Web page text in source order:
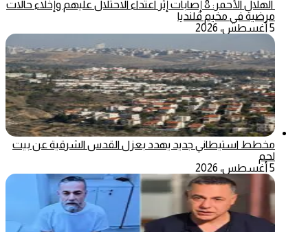
الهلال الأحمر: 8 إصابات إثر اعتداء الاحتلال عليهم وإخلاء حالات
مرضية في مخيم قلنديا
5 أغسطس، 2026
مخطط استيطاني جديد يهدد بعزل القدس الشرقية عن بيت
لحم
5 أغسطس، 2026